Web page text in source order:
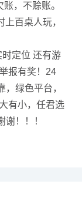
，不赊账。
百桌人玩，
定位 还有游
报有奖！24
绿色平台，
有小，任君选
！！！